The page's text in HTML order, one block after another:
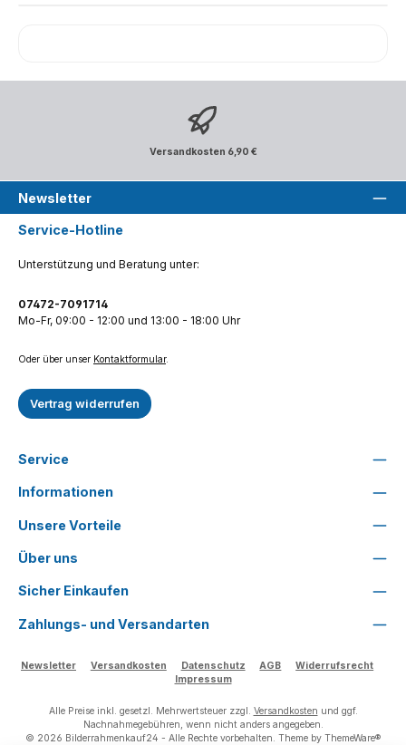
Versandkosten 6,90 €
Newsletter
Service-Hotline
Unterstützung und Beratung unter:
07472-7091714
Mo-Fr, 09:00 - 12:00 und 13:00 - 18:00 Uhr
Oder über unser Kontaktformular.
Vertrag widerrufen
Service
Informationen
Unsere Vorteile
Über uns
Sicher Einkaufen
Zahlungs- und Versandarten
Newsletter Versandkosten Datenschutz AGB
Widerrufsrecht
Impressum
Alle Preise inkl. gesetzl. Mehrwertsteuer zzgl. Versandkosten und ggf.
Nachnahmegebühren, wenn nicht anders angegeben.
© 2026 Bilderrahmenkauf24 - Alle Rechte vorbehalten. Theme by ThemeWare®